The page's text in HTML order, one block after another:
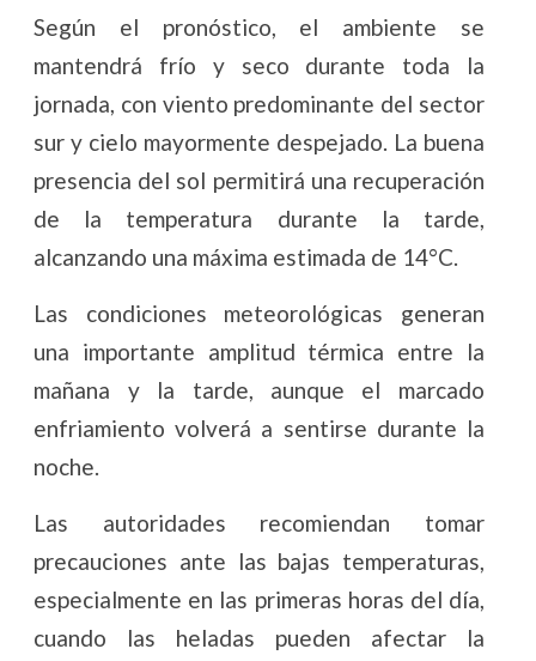
Según el pronóstico, el ambiente se
mantendrá frío y seco durante toda la
jornada, con viento predominante del sector
sur y cielo mayormente despejado. La buena
presencia del sol permitirá una recuperación
de la temperatura durante la tarde,
alcanzando una máxima estimada de 14°C.
Las condiciones meteorológicas generan
una importante amplitud térmica entre la
mañana y la tarde, aunque el marcado
enfriamiento volverá a sentirse durante la
noche.
Las autoridades recomiendan tomar
precauciones ante las bajas temperaturas,
especialmente en las primeras horas del día,
cuando las heladas pueden afectar la